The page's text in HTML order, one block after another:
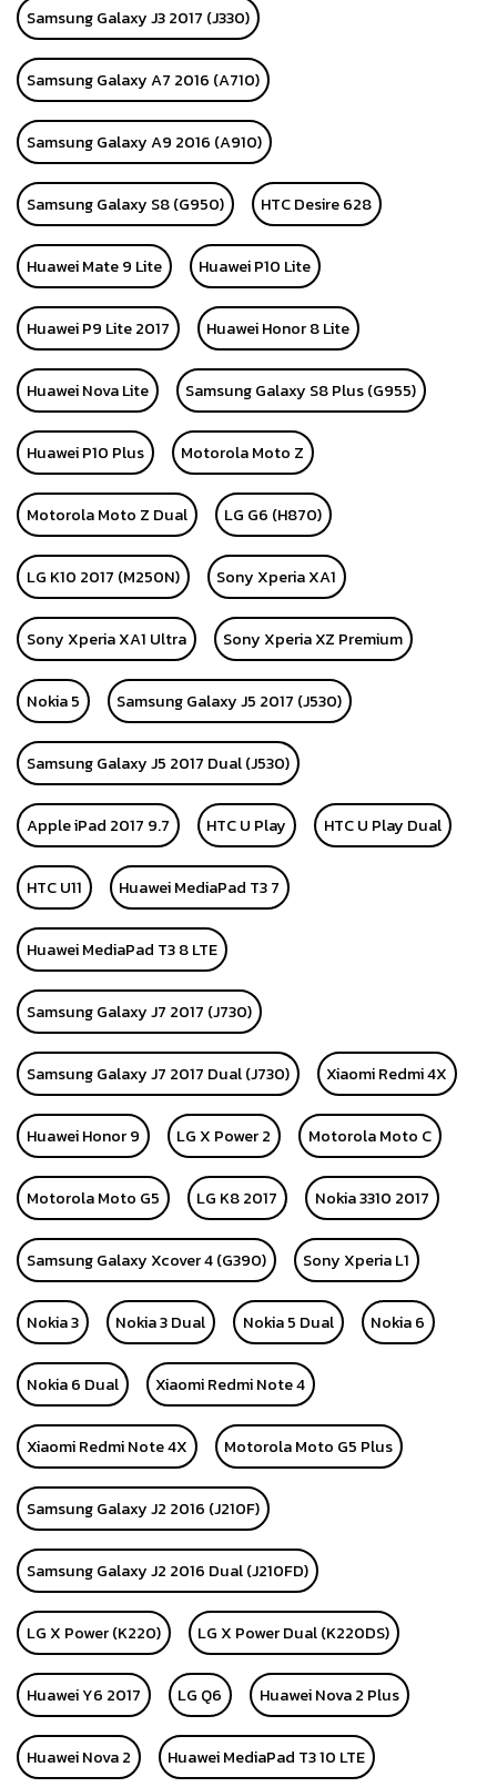
Samsung Galaxy J3 2017 (J330)
Samsung Galaxy A7 2016 (A710)
Samsung Galaxy A9 2016 (A910)
Samsung Galaxy S8 (G950) HTC Desire 628
Huawei Mate 9 Lite Huawei P10 Lite
Huawei P9 Lite 2017 Huawei Honor 8 Lite
Huawei Nova Lite Samsung Galaxy S8 Plus (G955)
Huawei P10 Plus Motorola Moto Z
Motorola Moto Z Dual LG G6 (H870)
LG K10 2017 (M250N) Sony Xperia XA1
Sony Xperia XA1 Ultra Sony Xperia XZ Premium
Nokia 5 Samsung Galaxy J5 2017 (J530)
Samsung Galaxy J5 2017 Dual (J530)
Apple iPad 2017 9.7 HTC U Play HTC U Play Dual
HTC U11 Huawei MediaPad T3 7
Huawei MediaPad T3 8 LTE
Samsung Galaxy J7 2017 (J730)
Samsung Galaxy J7 2017 Dual (J730) Xiaomi Redmi 4X
Huawei Honor 9 LG X Power 2 Motorola Moto C
Motorola Moto G5 LG K8 2017 Nokia 3310 2017
Samsung Galaxy Xcover 4 (G390) Sony Xperia L1
Nokia 3 Nokia 3 Dual Nokia 5 Dual Nokia 6
Nokia 6 Dual Xiaomi Redmi Note 4
Xiaomi Redmi Note 4X Motorola Moto G5 Plus
Samsung Galaxy J2 2016 (J210F)
Samsung Galaxy J2 2016 Dual (J210FD)
LG X Power (K220) LG X Power Dual (K220DS)
Huawei Y6 2017 LG Q6 Huawei Nova 2 Plus
Huawei Nova 2 Huawei MediaPad T3 10 LTE